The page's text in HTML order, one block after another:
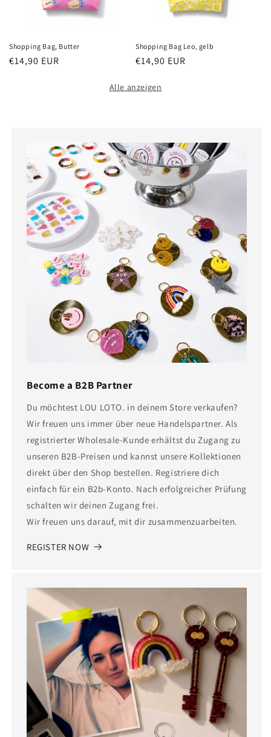
Shopping Bag, Butter
Normaler
€14,90 EUR
Shopping Bag Leo, gelb
Normaler
€14,90 EUR
Alle anzeigen
Become a B2B Partner
Du möchtest LOU LOTO. in deinem Store verkaufen?
Wir freuen uns immer über neue Handelspartner. Als
registrierter Wholesale-Kunde erhältst du Zugang zu
unseren B2B-Preisen und kannst unsere Kollektionen
direkt über den Shop bestellen. Registriere dich
einfach für ein B2b-Konto. Nach erfolgreicher Prüfung
schalten wir deinen Zugang frei.
Wir freuen uns darauf, mit dir zusammenzuarbeiten.
REGISTER NOW